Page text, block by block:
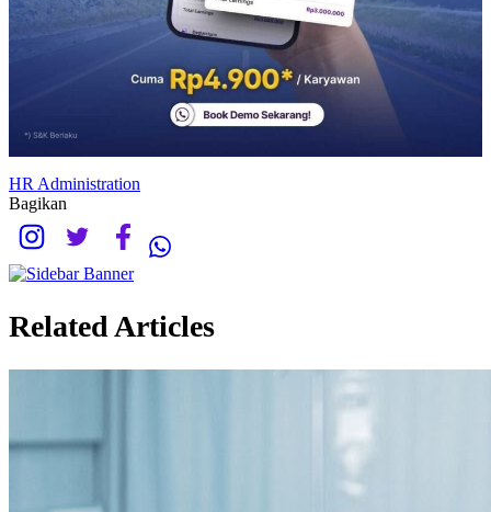
HR Administration
Bagikan
Related Articles